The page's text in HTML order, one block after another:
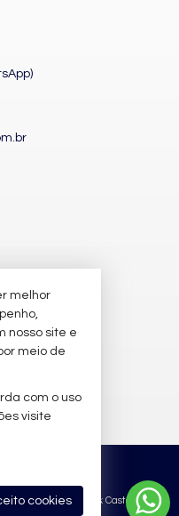
Site para imobiliárias: Castel Digital
melhor
nosso site e
meio de
com o uso
visite
cookies